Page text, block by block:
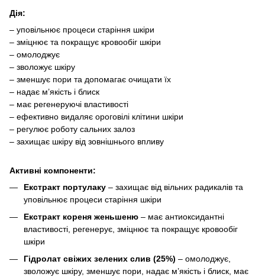
Дія:
– уповільнює процеси старіння шкіри
– зміцнює та покращує кровообіг шкіри
– омолоджує
– зволожує шкіру
– зменшує пори та допомагає очищати їх
– надає м’якість і блиск
– має регенеруючі властивості
– ефективно видаляє ороговілі клітини шкіри
– регулює роботу сальних залоз
– захищає шкіру від зовнішнього впливу
Активні компоненти:
Екстракт портулаку – захищає від вільних радикалів та
уповільнює процеси старіння шкіри
Екстракт кореня женьшеню – має антиоксидантні
властивості, регенерує, зміцнює та покращує кровообіг
шкіри
Гідролат свіжих зелених слив (25%) – омолоджує,
зволожує шкіру, зменшує пори, надає м’якість і блиск, має